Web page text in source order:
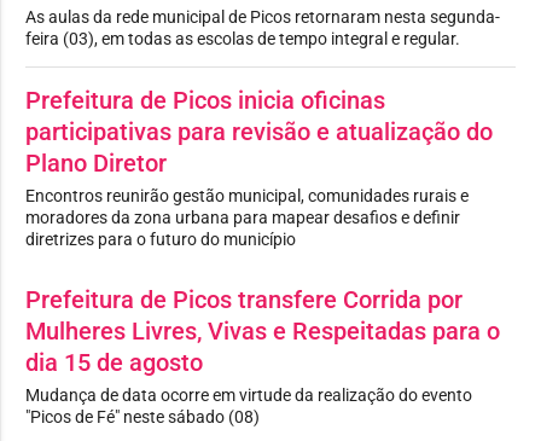
As aulas da rede municipal de Picos retornaram nesta segunda-
feira (03), em todas as escolas de tempo integral e regular.
Prefeitura de Picos inicia oficinas
participativas para revisão e atualização do
Plano Diretor
Encontros reunirão gestão municipal, comunidades rurais e
moradores da zona urbana para mapear desafios e definir
diretrizes para o futuro do município
Prefeitura de Picos transfere Corrida por
Mulheres Livres, Vivas e Respeitadas para o
dia 15 de agosto
Mudança de data ocorre em virtude da realização do evento
"Picos de Fé" neste sábado (08)